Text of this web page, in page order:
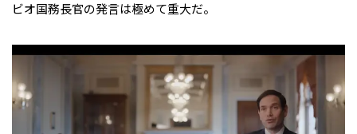
ビオ国務長官の発言は極めて重大だ。